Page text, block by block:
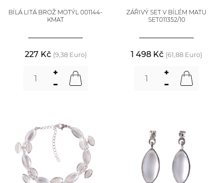
BÍLÁ LITÁ BROŽ MOTÝL 001144-
KMAT
227 Kč (9,38 Euro)
ZÁŘIVÝ SET V BÍLÉM MATU
SET011352/10
1 498 Kč (61,88 Euro)